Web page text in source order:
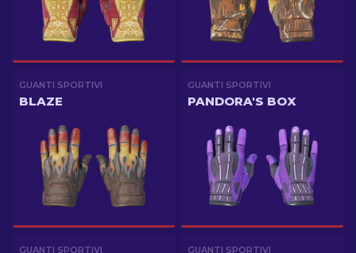
GUANTI SPORTIVI
BLAZE
GUANTI SPORTIVI
PANDORA'S BOX
GUANTI SPORTIVI GUANTI SPORTIVI